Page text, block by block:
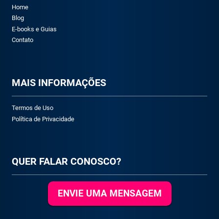
Home
Blog
E-books e Guias
Contato
MAIS INFORMAÇÕES
Termos de Uso
Política de Privacidade
QUER FALAR CONOSCO?
ENVIE UMA MENSAGEM